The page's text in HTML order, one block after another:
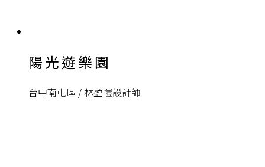
陽光遊樂園
台中南屯區 / 林盈愷設計師